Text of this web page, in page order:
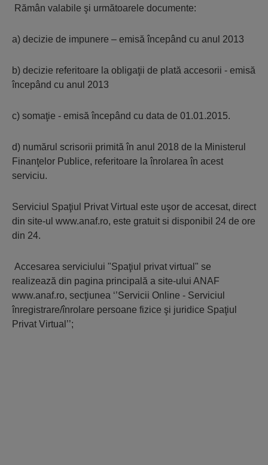
Rămân valabile şi următoarele documente:
a) decizie de impunere – emisă începând cu anul 2013
b) decizie referitoare la obligaţii de plată accesorii - emisă
începând cu anul 2013
c) somaţie - emisă începând cu data de 01.01.2015.
d) numărul scrisorii primită în anul 2018 de la Ministerul
Finanţelor Publice, referitoare la înrolarea în acest
serviciu.
Serviciul Spaţiul Privat Virtual este uşor de accesat, direct
din site-ul www.anaf.ro, este gratuit si disponibil 24 de ore
din 24.
Accesarea serviciului "Spaţiul privat virtual" se
realizează din pagina principală a site-ului ANAF
www.anaf.ro, secţiunea ‘’Servicii Online - Serviciul
înregistrare/înrolare persoane fizice şi juridice Spaţiul
Privat Virtual’’;